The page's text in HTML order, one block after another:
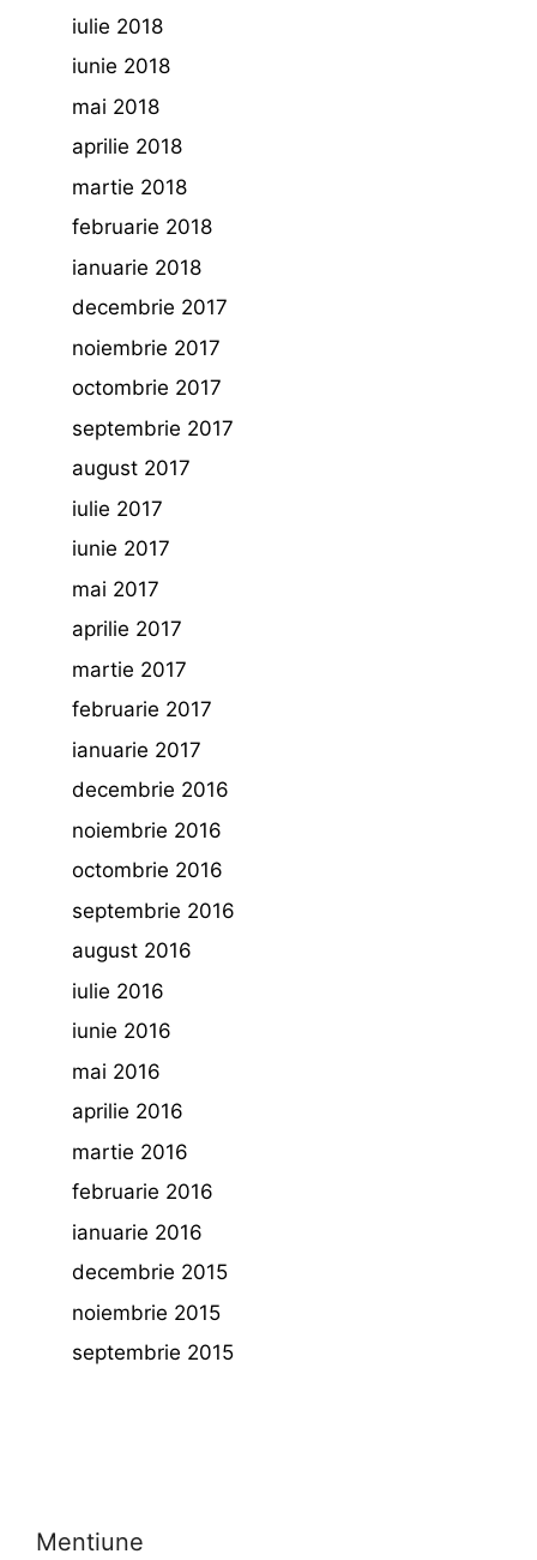
iulie 2018
iunie 2018
mai 2018
aprilie 2018
martie 2018
februarie 2018
ianuarie 2018
decembrie 2017
noiembrie 2017
octombrie 2017
septembrie 2017
august 2017
iulie 2017
iunie 2017
mai 2017
aprilie 2017
martie 2017
februarie 2017
ianuarie 2017
decembrie 2016
noiembrie 2016
octombrie 2016
septembrie 2016
august 2016
iulie 2016
iunie 2016
mai 2016
aprilie 2016
martie 2016
februarie 2016
ianuarie 2016
decembrie 2015
noiembrie 2015
septembrie 2015
Mentiune